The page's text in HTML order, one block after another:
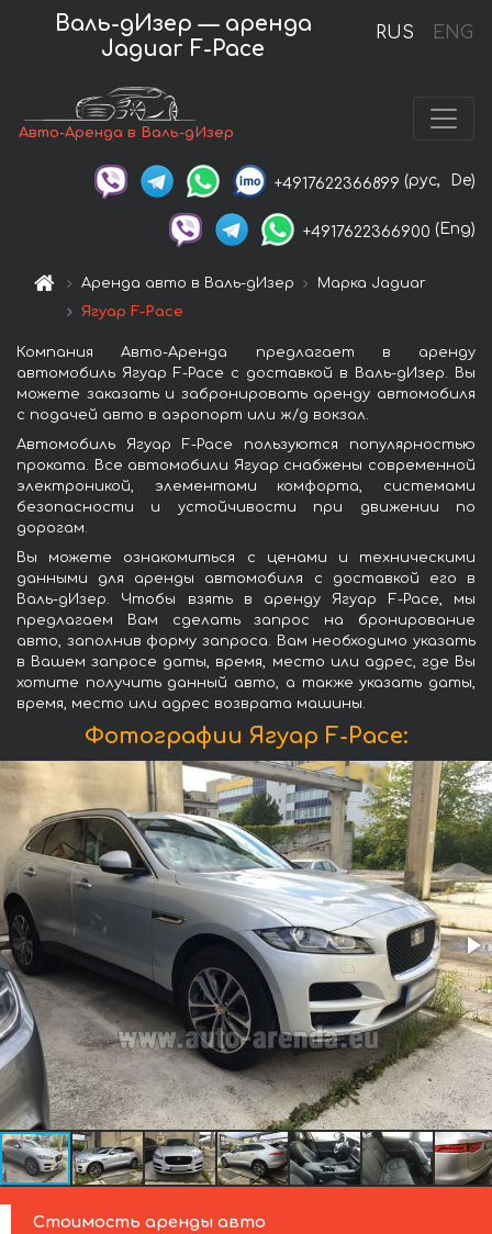
RUS ENG
Валь-дИзер — аренда
Jaguar F-Pace
Авто-Аренда в Валь-дИзер
+4917622366899 (рус, De)
+4917622366900 (Eng)
Аренда авто в Валь-дИзер
Марка Jaguar
Ягуар F-Pace
Компания Авто-Аренда предлагает в аренду
автомобиль Ягуар F-Pace с доставкой в Валь-дИзер. Вы
можете заказать и забронировать аренду автомобиля
с подачей авто в аэропорт или ж/д вокзал.
Автомобиль Ягуар F-Pace пользуются популярностью
проката. Все автомобили Ягуар снабжены современной
электроникой, элементами комфорта, системами
безопасности и устойчивости при движении по
дорогам.
Вы можете ознакомиться с ценами и техническими
данными для аренды автомобиля с доставкой его в
Валь-дИзер. Чтобы взять в аренду Ягуар F-Pace, мы
предлагаем Вам сделать запрос на бронирование
авто, заполнив форму запроса. Вам необходимо указать
в Вашем запросе даты, время, место или адрес, где Вы
хотите получить данный авто, а также указать даты,
время, место или адрес возврата машины.
Фотографии Ягуар F-Pace:
Стоимость аренды авто